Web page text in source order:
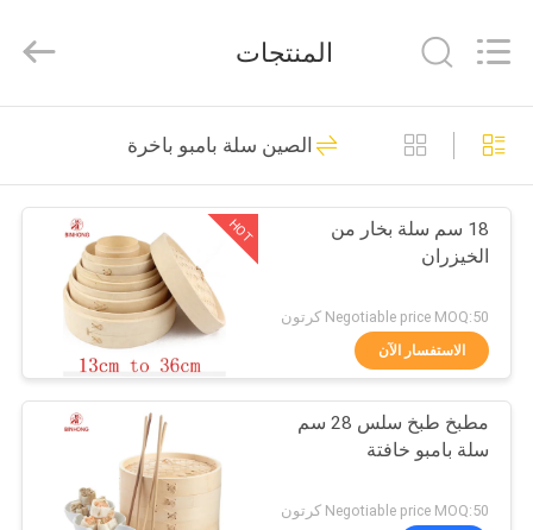
مسكن
منتجات
معلومات
جولة
and
Export
All
Reserved.
عيدان الخيزران المتاح
204
أدوات مائدة يمكن
51
المنتجات
الصين سلة بامبو باخرة
HOT
18 سم سلة بخار من
الخيزران
Negotiable price MOQ:50 كرتون
الاستفسار الآن
مطبخ طبخ سلس 28 سم
سلة بامبو خافتة
Negotiable price MOQ:50 كرتون